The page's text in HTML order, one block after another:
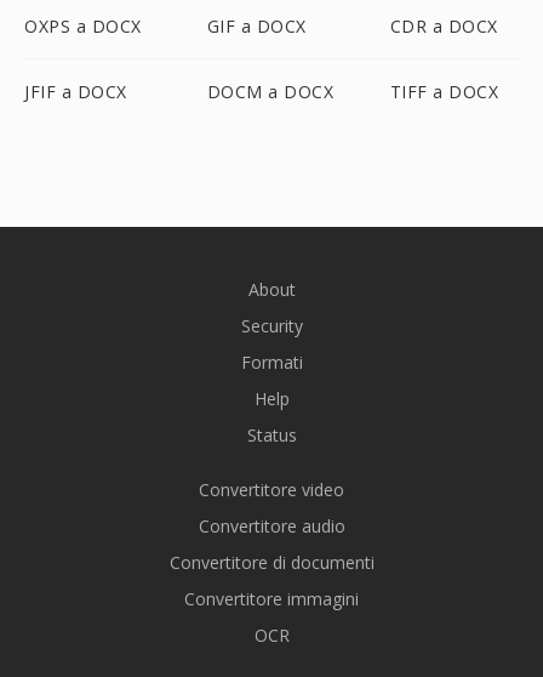
OXPS a DOCX GIF a DOCX CDR a DOCX
JFIF a DOCX DOCM a DOCX TIFF a DOCX
About
Security
Formati
Help
Status
Convertitore video
Convertitore audio
Convertitore di documenti
Convertitore immagini
OCR